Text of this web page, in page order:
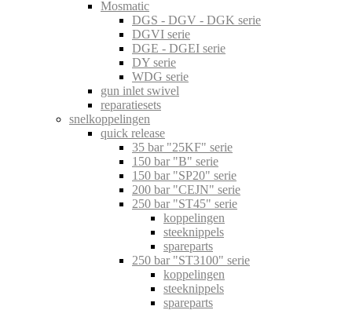
Mosmatic
DGS - DGV - DGK serie
DGVI serie
DGE - DGEI serie
DY serie
WDG serie
gun inlet swivel
reparatiesets
snelkoppelingen
quick release
35 bar "25KF" serie
150 bar "B" serie
150 bar "SP20" serie
200 bar "CEJN" serie
250 bar "ST45" serie
koppelingen
steeknippels
spareparts
250 bar "ST3100" serie
koppelingen
steeknippels
spareparts